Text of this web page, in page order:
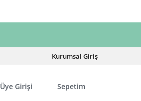
Kurumsal Giriş
Üye Girişi Sepetim